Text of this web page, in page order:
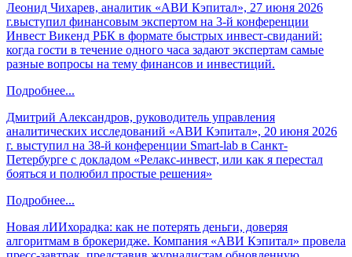
Леонид Чихарев, аналитик «АВИ Кэпитал», 27 июня 2026
г.выступил финансовым экспертом на 3-й конференции
Инвест Викенд РБК в формате быстрых инвест-свиданий:
когда гости в течение одного часа задают экспертам самые
разные вопросы на тему финансов и инвестиций.
Подробнее...
Дмитрий Александров, руководитель управления
аналитических исследований «АВИ Кэпитал», 20 июня 2026
г. выступил на 38-й конференции Smart-lab в Санкт-
Петербурге с докладом «Релакс-инвест, или как я перестал
бояться и полюбил простые решения»
Подробнее...
Новая лИИхорадка: как не потерять деньги, доверяя
алгоритмам в брокеридже. Компания «АВИ Кэпитал» провела